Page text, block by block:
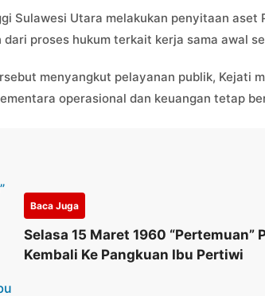
Sulawesi Utara melakukan penyitaan aset
dari proses hukum terkait kerja sama awal
menyangkut pelayanan publik, Kejati
operasional dan keuangan tetap
Baca Juga
Selasa 15 Maret 1960 “Pertemuan”
Kembali Ke Pangkuan Ibu Pertiwi